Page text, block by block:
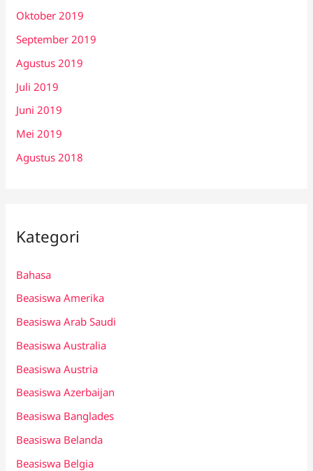
Oktober 2019
September 2019
Agustus 2019
Juli 2019
Juni 2019
Mei 2019
Agustus 2018
Kategori
Bahasa
Beasiswa Amerika
Beasiswa Arab Saudi
Beasiswa Australia
Beasiswa Austria
Beasiswa Azerbaijan
Beasiswa Banglades
Beasiswa Belanda
Beasiswa Belgia